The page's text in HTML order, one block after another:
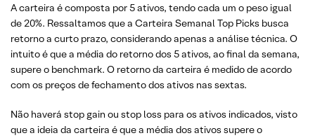
A carteira é composta por 5 ativos, tendo cada um o peso igual
de 20%. Ressaltamos que a Carteira Semanal Top Picks busca
retorno a curto prazo, considerando apenas a análise técnica. O
intuito é que a média do retorno dos 5 ativos, ao final da semana,
supere o benchmark. O retorno da carteira é medido de acordo
com os preços de fechamento dos ativos nas sextas.
Não haverá stop gain ou stop loss para os ativos indicados, visto
que a ideia da carteira é que a média dos ativos supere o